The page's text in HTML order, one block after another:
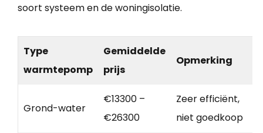
soort systeem en de woningisolatie.
Type
warmtepomp
Gemiddelde
prijs
Opmerking
Grond-water
€13300 –
€26300
Zeer efficiënt,
niet goedkoop